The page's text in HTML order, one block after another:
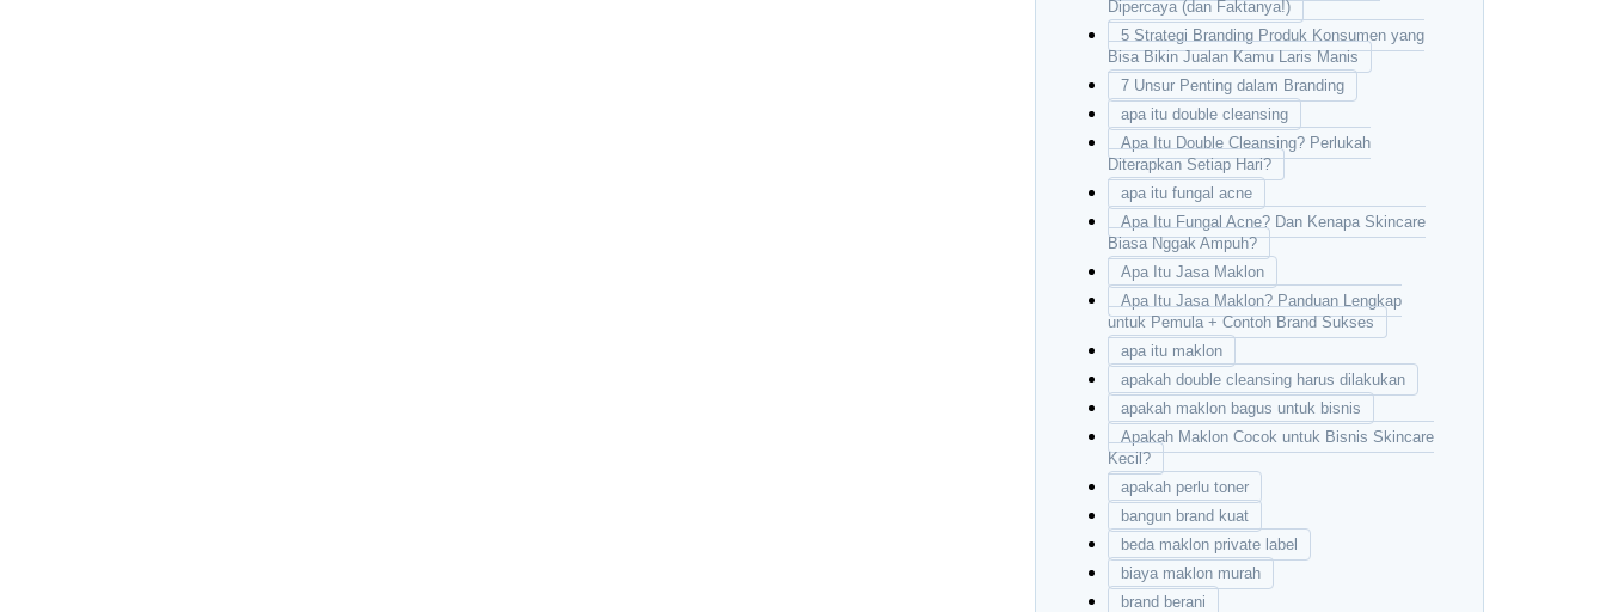
Dipercaya (dan Faktanya!)
5 Strategi Branding Produk Konsumen yang
Bisa Bikin Jualan Kamu Laris Manis
7 Unsur Penting dalam Branding
apa itu double cleansing
Apa Itu Double Cleansing? Perlukah
Diterapkan Setiap Hari?
apa itu fungal acne
Apa Itu Fungal Acne? Dan Kenapa Skincare
Biasa Nggak Ampuh?
Apa Itu Jasa Maklon
Apa Itu Jasa Maklon? Panduan Lengkap
untuk Pemula + Contoh Brand Sukses
apa itu maklon
apakah double cleansing harus dilakukan
apakah maklon bagus untuk bisnis
Apakah Maklon Cocok untuk Bisnis Skincare
Kecil?
apakah perlu toner
bangun brand kuat
beda maklon private label
biaya maklon murah
brand berani